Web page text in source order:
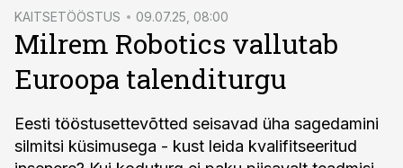
KAITSETÖÖSTUS 09.07.25, 08:00
Milrem Robotics vallutab
Euroopa talenditurgu
Eesti tööstusettevõtted seisavad üha sagedamini
silmitsi küsimusega - kust leida kvalifitseeritud